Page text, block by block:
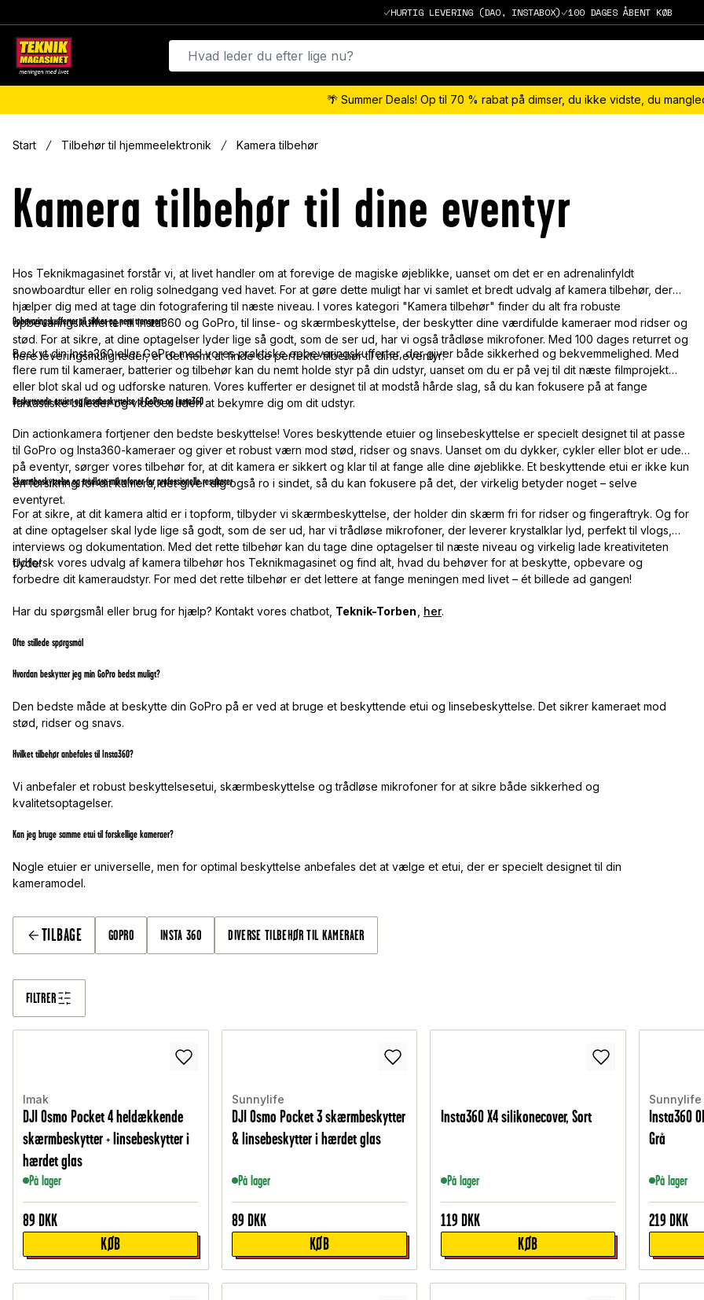
HURTIG LEVERING (DAO, INSTABOX) 100 DAGES ÅBENT KØB
🌴 Summer Deals! Op til 70 % rabat på dimser, du ikke vidste, du
Start Tilbehør til hjemmeelektronik Kamera tilbehør
Kamera tilbehør til dine eventyr
Hos Teknikmagasinet forstår vi, at livet handler om at forevige de magiske øjeblikke, uanset om det er en adrenalinfyldt
snowboardtur eller en rolig solnedgang ved havet. For at gøre dette muligt har vi samlet et bredt udvalg af kamera tilbehør, der
hjælper dig med at tage din fotografering til næste niveau. I vores kategori "Kamera tilbehør" finder du alt fra robuste
opbevaringskufferter til Insta360 og GoPro, til linse- og skærmbeskyttelse, der beskytter dine værdifulde kameraer mod ridser og
stød. For at sikre, at dine optagelser lyder lige så godt, som de ser ud, har vi også trådløse mikrofoner. Med 100 dages returret og
flere leveringsmuligheder, er det nemt at finde de perfekte tilbehør til dine eventyr!
Opbevaringskufferter til sikker og nem transport
Beskyt din Insta360 eller GoPro med vores praktiske opbevaringskufferter, der giver både sikkerhed og bekvemmelighed. Med
flere rum til kameraer, batterier og tilbehør kan du nemt holde styr på din udstyr, uanset om du er på vej til dit næste filmprojekt
eller blot skal ud og udforske naturen. Vores kufferter er designet til at modstå hårde slag, så du kan fokusere på at fange
fantastiske billeder og videoer uden at bekymre dig om dit udstyr.
Beskyttende etuier og linsebeskyttelse til GoPro og Insta360
Din actionkamera fortjener den bedste beskyttelse! Vores beskyttende etuier og linsebeskyttelse er specielt designet til at passe
til GoPro og Insta360-kameraer og giver et robust værn mod stød, ridser og snavs. Uanset om du dykker, cykler eller blot er ude
på eventyr, sørger vores tilbehør for, at dit kamera er sikkert og klar til at fange alle dine øjeblikke. Et beskyttende etui er ikke kun
en forsikring for dit kamera, det giver dig også ro i sindet, så du kan fokusere på det, der virkelig betyder noget – selve
eventyret.
Skærmbeskyttelse og trådløse mikrofoner for professionelle resultater
For at sikre, at dit kamera altid er i topform, tilbyder vi skærmbeskyttelse, der holder din skærm fri for ridser og fingeraftryk. Og for
at dine optagelser skal lyde lige så godt, som de ser ud, har vi trådløse mikrofoner, der leverer krystalklar lyd, perfekt til vlogs,
interviews og dokumentation. Med det rette tilbehør kan du tage dine optagelser til næste niveau og virkelig lade kreativiteten
flyde!
Udforsk vores udvalg af kamera tilbehør hos Teknikmagasinet og find alt, hvad du behøver for at beskytte, opbevare og
forbedre dit kameraudstyr. For med det rette tilbehør er det lettere at fange meningen med livet – ét billede ad gangen!
Har du spørgsmål eller brug for hjælp? Kontakt vores chatbot, Teknik-Torben her.
Ofte stillede spørgsmål
Hvordan beskytter jeg min GoPro bedst muligt?
Den bedste måde at beskytte din GoPro på er ved at bruge et beskyttende etui og linsebeskyttelse. Det sikrer kameraet mod
stød, ridser og snavs.
Hvilket tilbehør anbefales til Insta360?
Vi anbefaler et robust beskyttelsesetui, skærmbeskyttelse og trådløse mikrofoner for at sikre både sikkerhed og
kvalitetsoptagelser.
Kan jeg bruge samme etui til forskellige kameraer?
Nogle etuier er universelle, men for optimal beskyttelse anbefales det at vælge et etui, der er specielt designet til din
kameramodel.
TILBAGE GOPRO INSTA 360 DIVERSE TILBEHØR TIL KAMERAER
FILTRER
Imak
DJI Osmo Pocket 4 heldækkende
skærmbeskytter + linsebeskytter i
hærdet glas
På lager
89 DKK
KØB
Sunnylife
DJI Osmo Pocket 3 skærmbeskytter
& linsebeskytter i hærdet glas
På lager
89 DKK
KØB
Insta360 X4 silikonecover, Sort
På lager
119 DKK
KØB
Sunnylife
Insta360
Grå
På lager
219 DKK